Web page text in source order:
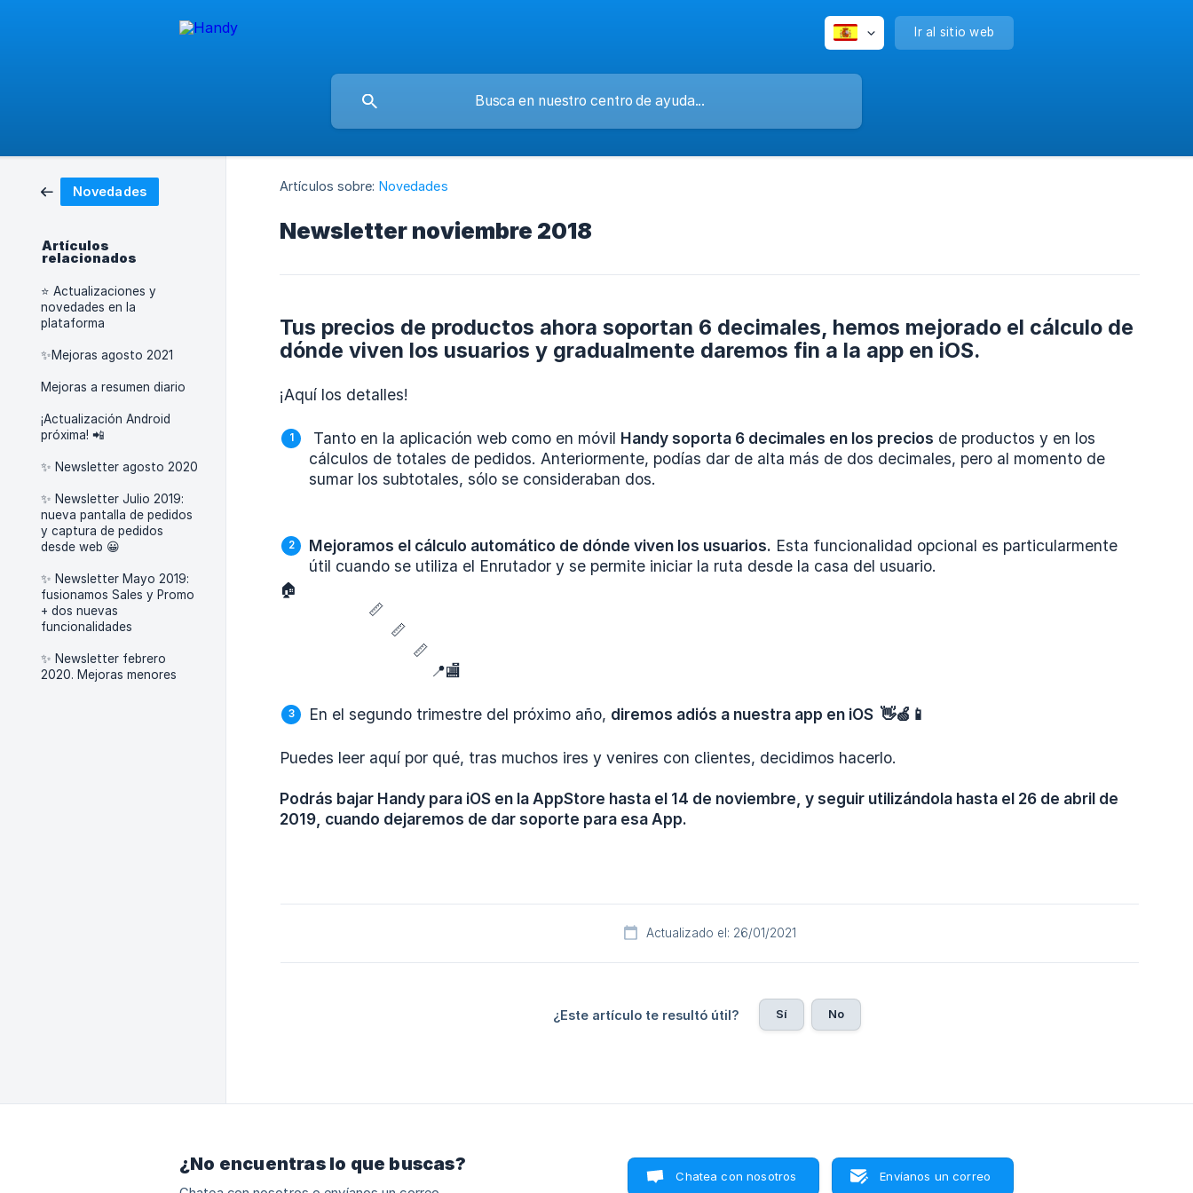
Ir al sitio web
Novedades
Artículos
relacionados
⭐️ Actualizaciones y
novedades en la
plataforma
✨Mejoras agosto 2021
Mejoras a resumen diario
¡Actualización Android
próxima! 📲
✨ Newsletter agosto 2020
✨ Newsletter Julio 2019:
nueva pantalla de pedidos
y captura de pedidos
desde web 😀
✨ Newsletter Mayo 2019:
fusionamos Sales y Promo
+ dos nuevas
funcionalidades
✨ Newsletter febrero
2020. Mejoras menores
Artículos sobre: Novedades
Newsletter noviembre 2018
Tus precios de productos ahora soportan 6 decimales, hemos mejorado el cálculo de
dónde viven los usuarios y gradualmente daremos fin a la app en iOS.
¡Aquí los detalles!
Tanto en la aplicación web como en móvil Handy soporta 6 decimales en los precios de productos y en los
cálculos de totales de pedidos. Anteriormente, podías dar de alta más de dos decimales, pero al momento de
sumar los subtotales, sólo se consideraban dos.
Mejoramos el cálculo automático de dónde viven los usuarios. Esta funcionalidad opcional es particularmente
útil cuando se utiliza el Enrutador y se permite iniciar la ruta desde la casa del usuario.
🏠
📏
📏
📏
📍🏬
En el segundo trimestre del próximo año, diremos adiós a nuestra app en iOS  👋🍏📱
Puedes leer aquí por qué, tras muchos ires y venires con clientes, decidimos hacerlo.
Podrás bajar Handy para iOS en la AppStore hasta el 14 de noviembre, y seguir utilizándola hasta el 26 de abril de
2019, cuando dejaremos de dar soporte para esa App.
Actualizado el: 26/01/2021
¿Este artículo te resultó útil? Sí No
¿No encuentras lo que buscas?
Chatea con nosotros Envíanos un correo